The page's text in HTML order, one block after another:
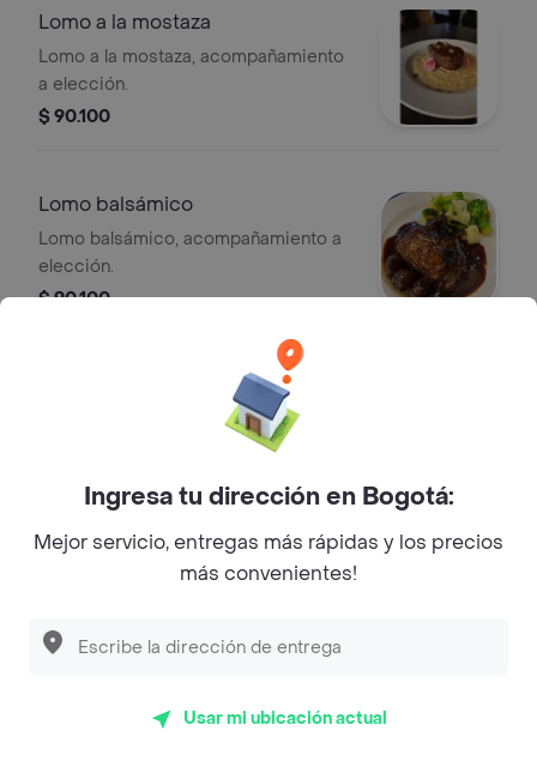
Lomo a la mostaza
Lomo a la mostaza, acompañamiento
a elección.
$ 90.100
Lomo balsámico
Lomo balsámico, acompañamiento a
elección.
$ 90.100
Filete de robalo en salsa meniere,
acompañado de rodajas de limón.
$ 90.100
Robalo finas hierbas
$ 90.100
Ingresa tu dirección en Bogotá:
Mejor servicio, entregas más rápidas y los precios
más convenientes!
Usar mi ubicación actual